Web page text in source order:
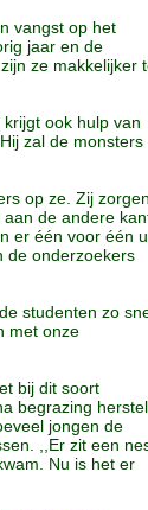
vangst op het
jaar en de
ze makkelijker
ook hulp van
zal de monsters
op ze. Zij zorgen
de andere
er één voor één
de onderzoekers
studenten zo
met onze
bij dit soort
begrazing
jongen de
,,Er zit een
Nu is het er